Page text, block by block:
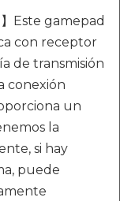
Este gamepad
con receptor
de transmisión
conexión
un
la
si hay
puede